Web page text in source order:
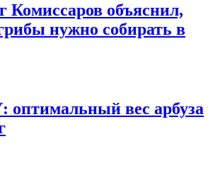
Комиссаров объяснил,
нужно собирать в
вес арбуза